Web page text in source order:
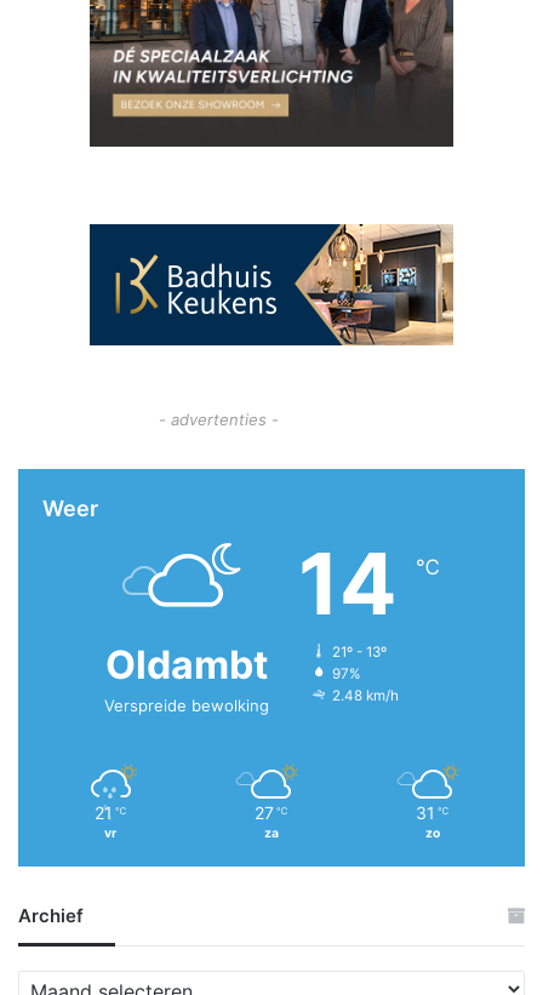
- advertenties -
Weer
Oldambt
Verspreide bewolking
14 ℃
21º - 13º
97%
2.48 km/h
21 ℃
vr
27 ℃
za
31 ℃
zo
Archief